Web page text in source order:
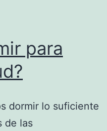
para
dormir lo suficiente
de las